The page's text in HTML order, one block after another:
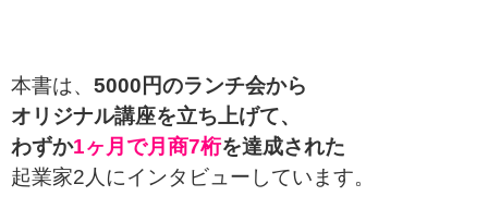
本書は、 5000円のランチ会から
オリジナル講座を立ち上げて、
わずか1ヶ月で月商7桁を達成された
起業家2人にインタビューしています。